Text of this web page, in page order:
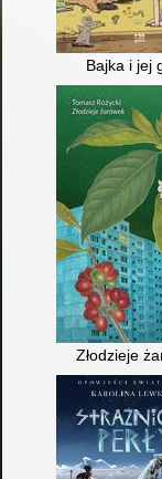
Bajka i jej
Złodzieje